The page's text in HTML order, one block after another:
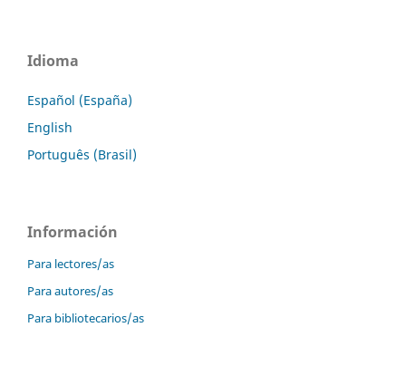
Idioma
Español (España)
English
Português (Brasil)
Información
Para lectores/as
Para autores/as
Para bibliotecarios/as